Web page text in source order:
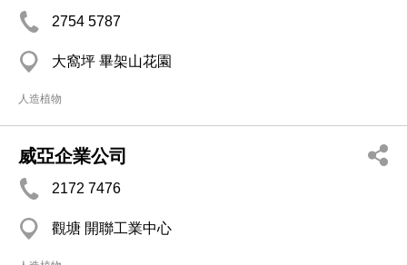
2754 5787
大窩坪 畢架山花園
人造植物
威亞企業公司
2172 7476
觀塘 開聯工業中心